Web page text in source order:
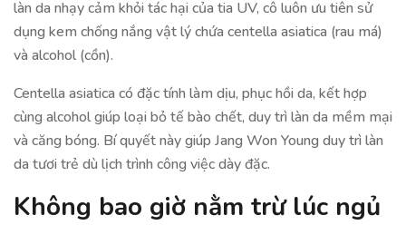
làn da nhạy cảm khỏi tác hại của tia UV, cô luôn ưu tiên sử
dụng kem chống nắng vật lý chứa centella asiatica (rau má)
và alcohol (cồn).
Centella asiatica có đặc tính làm dịu, phục hồi da, kết hợp
cùng alcohol giúp loại bỏ tế bào chết, duy trì làn da mềm mại
và căng bóng. Bí quyết này giúp Jang Won Young duy trì làn
da tươi trẻ dù lịch trình công việc dày đặc.
Không bao giờ nằm trừ lúc ngủ